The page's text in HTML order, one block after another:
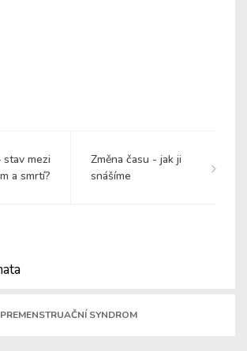
stav mezi
a smrtí?
Změna času - jak ji
snášíme
PREMENSTRUAČNÍ SYNDROM